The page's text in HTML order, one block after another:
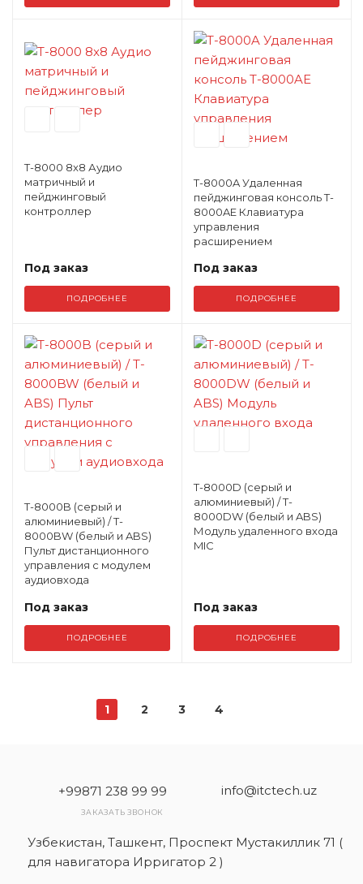
T-8000 8x8 Аудио
матричный и
пейджинговый
контроллер
Под заказ
ПОДРОБНЕЕ
T-8000A Удаленная
пейджинговая консоль T-
8000AE Клавиатура
управления
расширением
Под заказ
ПОДРОБНЕЕ
T-8000B (серый и
алюминиевый) / T-
8000BW (белый и ABS)
Пульт дистанционного
управления с модулем
аудиовхода
Под заказ
ПОДРОБНЕЕ
T-8000D (серый и
алюминиевый) / T-
8000DW (белый и ABS)
Модуль удаленного входа
MIC
Под заказ
ПОДРОБНЕЕ
1 2 3 4
+99871 238 99 99
ЗАКАЗАТЬ ЗВОНОК
info@itctech.uz
Узбекистан, Ташкент, Проспект Мустакиллик 71 (
для навигатора Ирригатор 2 )